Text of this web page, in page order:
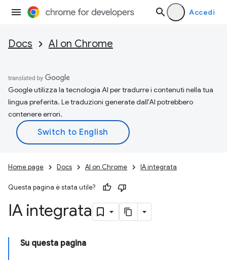
Accedi
Docs AI on Chrome
Google utilizza la tecnologia AI per tradurre i contenuti nella tua
lingua preferita. Le traduzioni generate dall'AI potrebbero
contenere errori.
Home page Docs AI on Chrome IA integrata
Questa pagina è stata utile?
IA integrata
Su questa pagina